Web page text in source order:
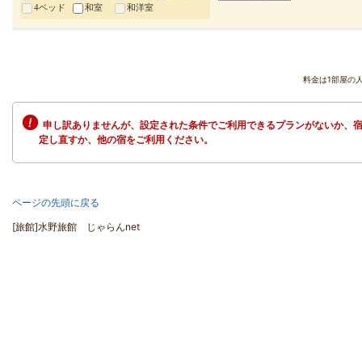
4ベッド
和室 和洋室
料金は1部屋の
申し訳ありませんが、設定された条件でご利用できるプランがないか、
定し直すか、他の宿をご利用ください。
ページの先頭に戻る
[旅館]水野旅館 じゃらんnet